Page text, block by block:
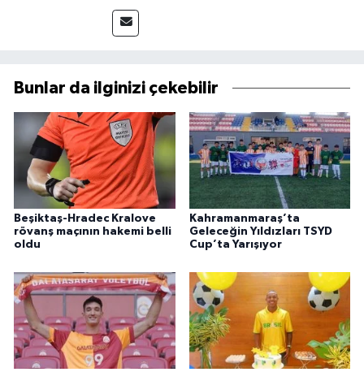
Bunlar da ilginizi çekebilir
Beşiktaş-Hradec Kralove
rövanş maçının hakemi belli
oldu
Kahramanmaraş’ta
Geleceğin Yıldızları TSYD
Cup’ta Yarışıyor